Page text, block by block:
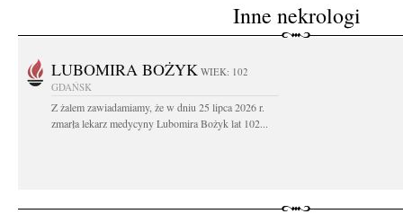
Inne nekrologi
LUBOMIRA BOŻYK WIEK: 102
GDAŃSK
Z żalem zawiadamiamy, że w dniu 25 lipca 2026 r.
zmarła lekarz medycyny Lubomira Bożyk lat 102...